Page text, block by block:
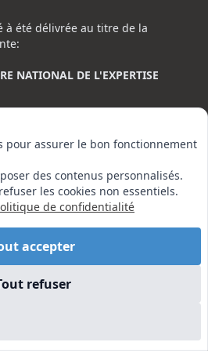
pour assurer le bon fonctionnement
des contenus personnalisés.
les cookies non essentiels.
de confidentialité
accepter
refuser
à été délivrée au titre de la
NATIONAL DE L'EXPERTISE
(CNE)
Paris